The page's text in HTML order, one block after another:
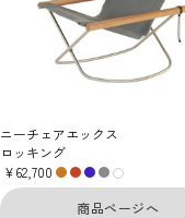
ニーチェアエックス
ロッキング
¥62,700
商品ページへ